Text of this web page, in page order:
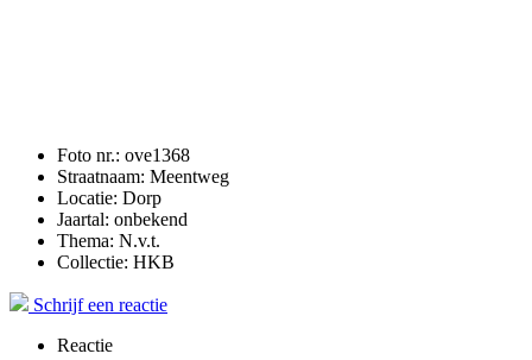
Foto nr.: ove1368
Straatnaam: Meentweg
Locatie: Dorp
Jaartal: onbekend
Thema: N.v.t.
Collectie: HKB
Schrijf een reactie
Reactie